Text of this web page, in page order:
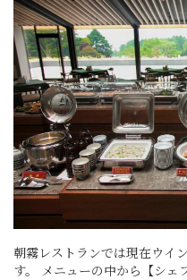
朝霧レストランでは現在ウイ
す。 メニューの中から【シ